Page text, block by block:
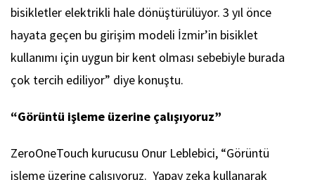
bisikletler elektrikli hale dönüştürülüyor. 3 yıl önce
hayata geçen bu girişim modeli İzmir’in bisiklet
kullanımı için uygun bir kent olması sebebiyle burada
çok tercih ediliyor” diye konuştu.
“Görüntü işleme üzerine çalışıyoruz”
ZeroOneTouch kurucusu Onur Leblebici, “Görüntü
işleme üzerine çalışıyoruz. Yapay zeka kullanarak